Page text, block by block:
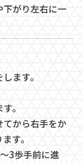
下がり左右に一
ます。
。
てから右手をか
す。
3歩手前に進